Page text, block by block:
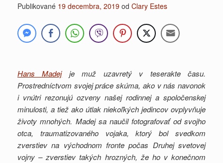
Publikované 19 decembra, 2019 od Clary Estes
Hans Madejje muž uzavretý v teserakte času.
Prostredníctvom svojej práce skúma, ako v nás navonok
i vnútri rezonujú ozveny našej rodinnej a spoločenskej
minulosti, a tiež ako útlak niekoľkých jedincov ovplyvňuje
životy mnohých. Madej sa naučil fotografovať od svojho
otca, traumatizovaného vojaka, ktorý bol svedkom
zverstiev na východnom fronte počas Druhej svetovej
vojny – zverstiev takých hrozných, že ho v konečnom